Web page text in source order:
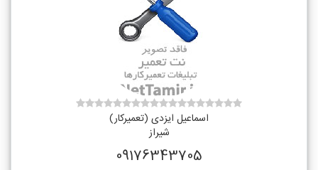
اسماعیل ایزدی (تعمیرکار)
شیراز
09176343705